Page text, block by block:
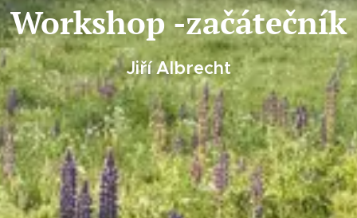
Workshop -začátečník
Jiří Albrecht